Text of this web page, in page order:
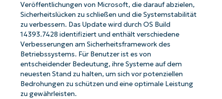
Veröffentlichungen von Microsoft, die darauf abzielen,
Sicherheitslücken zu schließen und die Systemstabilität
zu verbessern. Das Update wird durch OS Build
14393.7428 identifiziert und enthält verschiedene
Verbesserungen am Sicherheitsframework des
Betriebssystems. Für Benutzer ist es von
entscheidender Bedeutung, ihre Systeme auf dem
neuesten Stand zu halten, um sich vor potenziellen
Bedrohungen zu schützen und eine optimale Leistung
zu gewährleisten.